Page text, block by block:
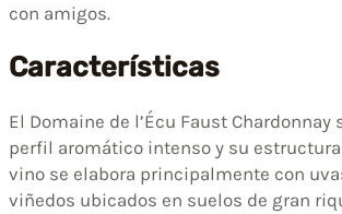
con amigos.
Características
El Domaine de l’Écu Faust Chardonnay
perfil aromático intenso y su
vino se elabora principalmente con
viñedos ubicados en suelos de gran